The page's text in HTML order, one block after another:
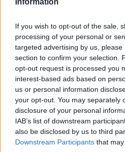
Information
If you wish to opt-out of the sale,
processing of your personal or
targeted advertising by us,
section to confirm your selection.
opt-out request is processed you
interest-based ads based on
us or personal information
your opt-out. You may separately
disclosure of your personal
IAB’s list of downstream
also be disclosed by us to third
Downstream Participants that